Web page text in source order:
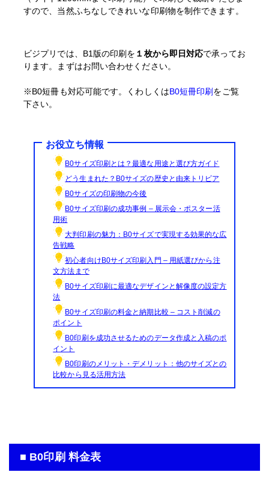
すので、当然ふちなしできれいな印刷物を制作できます。
ビジプリでは、B1版の印刷を １枚から即日対応で承ってお
ります。まずはお問い合わせください。
※B0短冊も対応可能です。くわしくはB0短冊印刷 をご覧
下さい。
お役立ち情報
B0サイズ印刷とは？最適な用途と選び方ガイド
どう生まれた？B0サイズの歴史と由来トリビア
B0サイズの印刷物の今後
B0サイズ印刷の成功事例 – 展示会・ポスター活
用術
大判印刷の魅力：B0サイズで実現する効果的な広
告戦略
初心者向けB0サイズ印刷入門 – 用紙選びから注
文方法まで
B0サイズ印刷に最適なデザインと解像度の設定方
法
B0サイズ印刷の料金と納期比較 – コスト削減の
ポイント
B0印刷を成功させるためのデータ作成と入稿のポ
イント
B0印刷のメリット・デメリット：他のサイズとの
比較から見る活用方法
■ B0印刷 料金表